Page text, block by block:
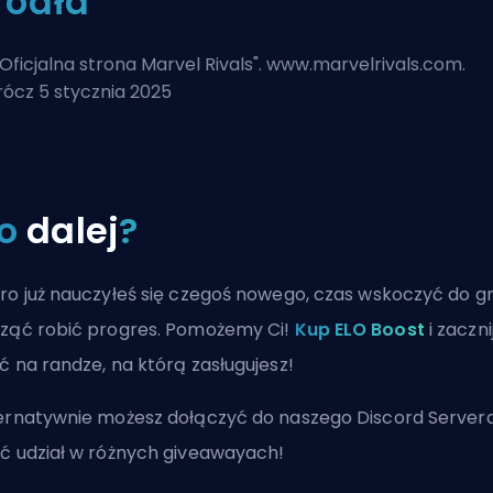
Oficjalna strona Marvel Rivals". www.marvelrivals.com.
5 stycznia 2025
dalej?
już nauczyłeś się czegoś nowego, czas wskoczyć do
robić progres. Pomożemy Ci! Kup ELO Boost i zacznij
na randze, na którą zasługujesz!
możeszdołączyć do naszego Discord
udział w różnych giveawayach!